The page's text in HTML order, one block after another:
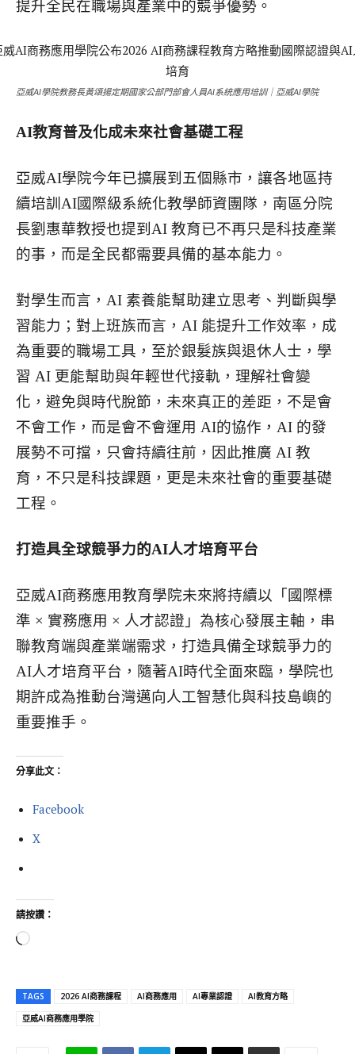
提升全民在職場與產業中的競爭優勢。
亞威AI學院教務長黃頌揚定期國家公部門部會人員AI系統應用培訓｜亞威AI學院
AI教育普及化成未來社會基礎工程
亞威AI學院今年已擴展到五個縣市，讓各地區持
續培訓AI國際級系統化教學師資團隊，南區分院
長劉惠華教授也提到AI 教育已不再只是科技產業
的事，而是全民都需要具備的基本能力。
對學生而言，AI 素養能幫助建立思考、判斷與學
習能力；對上班族而言，AI 能提升工作效率，成
為重要的職場工具，至於銀髮族與退休人士，學
習 AI 更能幫助與年輕世代接軌，理解社會變
化，避免與時代脫節，未來真正的差距，不是會
不會工作，而是會不會運用 AI的協作，AI 的發
展勢不可擋，只會持續往前，因此推廣 AI 教
育，不只是科技課題，更是未來社會的重要基礎
工程。
打造具全球競爭力的AI人才培育平台
亞威AI商務應用教育學院未來將持續以「國際標
準 × 實務應用 × 人才認證」為核心發展主軸，串
聯教育端與產業端需求，打造具備全球競爭力的
AI人才培育平台，隨著AI時代全面來臨，學院也
期許成為推動台灣邁向人工智慧化與科技島嶼的
重要推手。
分享此文：
Facebook
X
請按讚：
正
入
.
TAGS 2026 AI商務課程 AI商務應用 AI專業認證
AI教育方略
亞威AI商務應用學院